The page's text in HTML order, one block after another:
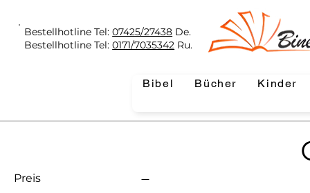
Bestellhotline Tel:07425/27438 De.
Bestellhotline Tel:0171/7035342 Ru.
Bibel Bücher Kinder
Preis